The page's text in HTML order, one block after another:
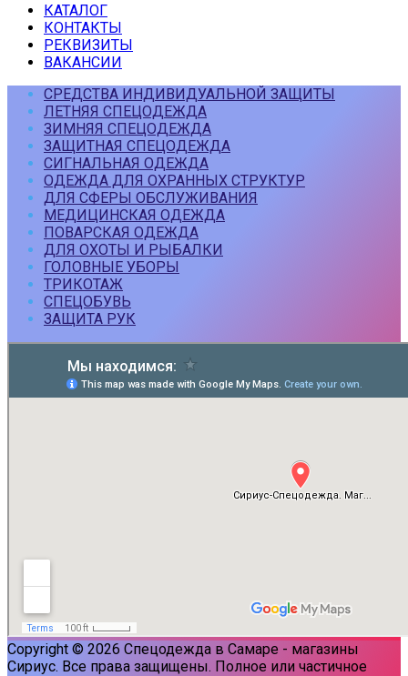
КАТАЛОГ
КОНТАКТЫ
РЕКВИЗИТЫ
ВАКАНСИИ
СРЕДСТВА ИНДИВИДУАЛЬНОЙ ЗАЩИТЫ
ЛЕТНЯЯ СПЕЦОДЕЖДА
ЗИМНЯЯ СПЕЦОДЕЖДА
ЗАЩИТНАЯ СПЕЦОДЕЖДА
СИГНАЛЬНАЯ ОДЕЖДА
ОДЕЖДА ДЛЯ ОХРАННЫХ СТРУКТУР
ДЛЯ СФЕРЫ ОБСЛУЖИВАНИЯ
МЕДИЦИНСКАЯ ОДЕЖДА
ПОВАРСКАЯ ОДЕЖДА
ДЛЯ ОХОТЫ И РЫБАЛКИ
ГОЛОВНЫЕ УБОРЫ
ТРИКОТАЖ
СПЕЦОБУВЬ
ЗАЩИТА РУК
Copyright © 2026 Спецодежда в Самаре - магазины
Сириус. Все права защищены. Полное или частичное